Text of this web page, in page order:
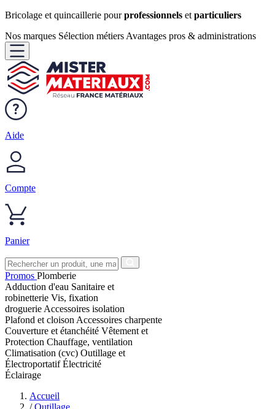
Bricolage et quincaillerie pourprofessionnels et particuliers
Nos marques Sélection métiers Avantages pros & administrations
Aide
Compte
Panier
Promos Plomberie
Adduction d'eau Sanitaire et
robinetterie Vis, fixation
droguerie Accessoires isolation
Plafond et cloison Accessoires charpente
Couverture et étanchéité Vêtement et
Protection Chauffage, ventilation
Climatisation (cvc) Outillage et
ÉlectroportatifÉlectricité
Éclairage
Accueil
/ Outillage